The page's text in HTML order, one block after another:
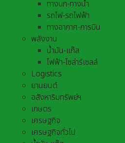
ทางบก-ทางน้ำ
รถไฟ-รถไฟฟ้า
ทางอากาศ-การบิน
พลังงาน
น้ำมัน-แก๊ส
ไฟฟ้า-โซล่าร์เซลล์
Logistics
ยานยนต์
อสังหาริมทรัพย์ฯ
เกษตร
เศรษฐกิจ
เศรษฐกิจทั่วไป